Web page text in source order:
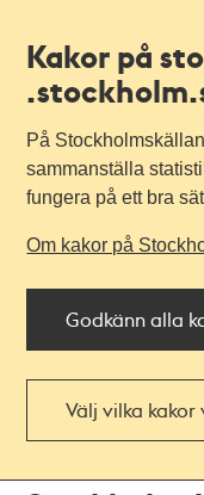
Kakor på
På
sammanställa
fungera på ett bra
Om kakor på
Godkänn alla
Välj vilka